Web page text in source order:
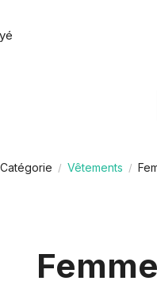
Catégorie / Vêtements /
Femme